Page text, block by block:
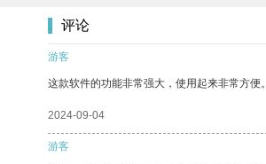
评论
游客
这款软件的功能非常强大，使用起来非常方便。
2024-09-04
游客